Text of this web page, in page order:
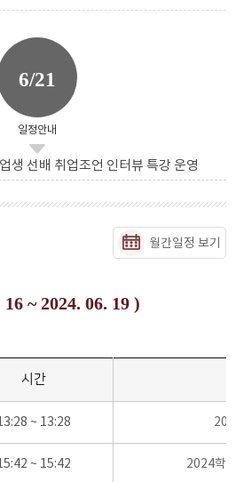
6/21
일정안내
생 선배 취업조언 인터뷰 특강 운영
월간일정 보기
~ 2024. 06. 19 )
시간
~ 13:28
~ 15:42 2024학